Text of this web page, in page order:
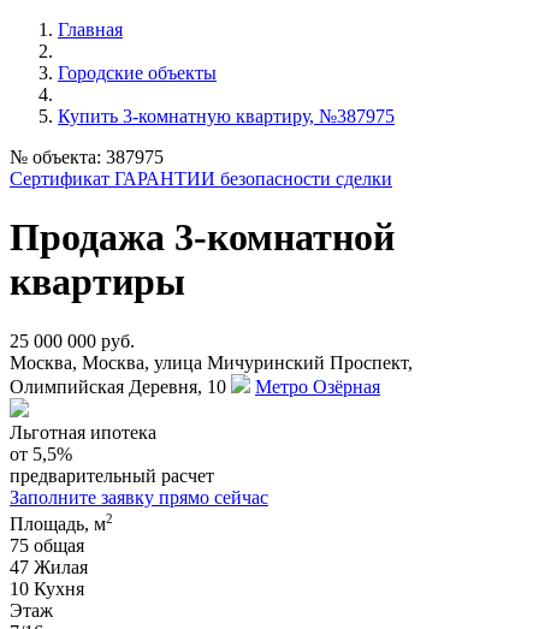
Главная
Городские объекты
Купить 3-комнатную квартиру, №387975
№ объекта: 387975
Сертификат ГАРАНТИИ безопасности сделки
Продажа 3-комнатной
квартиры
25 000 000 руб.
Москва, Москва, улица Мичуринский Проспект,
Олимпийская Деревня, 10
Метро Озёрная
Льготная ипотека
от 5,5%
предварительный расчет
Заполните заявку прямо сейчас
Площадь, м2
75 общая
47 Жилая
10 Кухня
Этаж